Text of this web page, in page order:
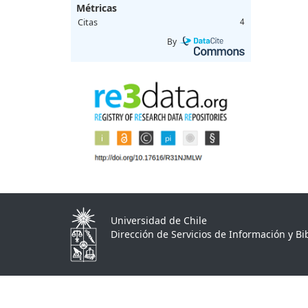
Métricas
Citas 4
By
Universidad de Chile
Dirección de Servicios de Información y